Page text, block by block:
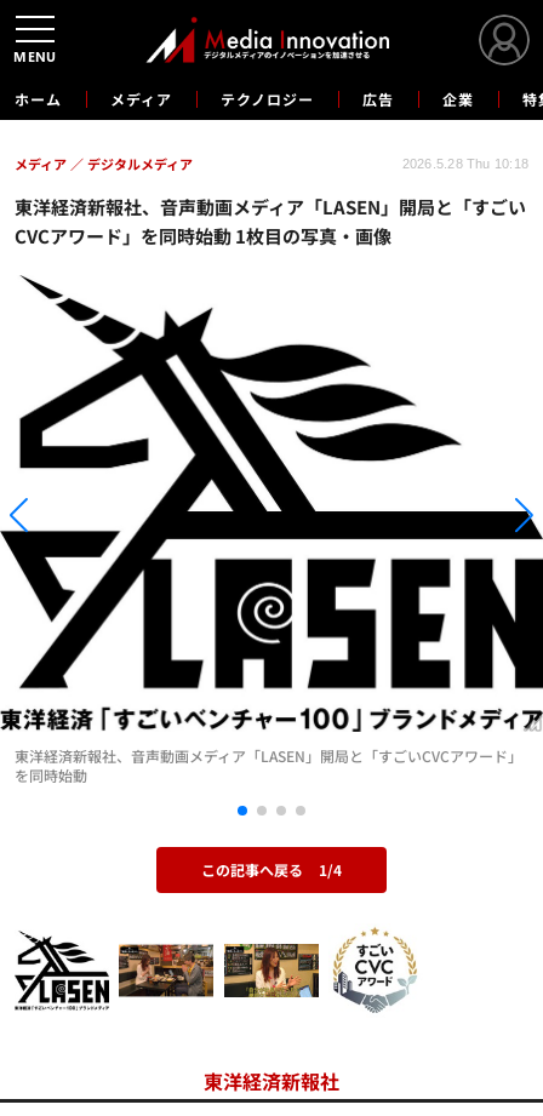
ホーム メディア テクノロジー 広告 企業 特
東洋経済新報社、音声動画メディア「LASEN」開局と「すごい
CVCアワード」を同時始動 1枚目の写真・画像
メディア デジタルメディア 2026.5.28 Thu 10:18
東洋経済新報社、音声動画メディア「LASEN」開局と「すごいCVCアワード」
を同時始動
この記事へ戻る 1/4
東洋経済新報社
MENU